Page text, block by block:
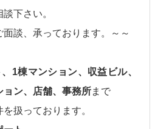
下さい。
面談、承っております。～～
1棟マンション、収益ビル、
ョン、店舗、事務所まで
を扱っております。